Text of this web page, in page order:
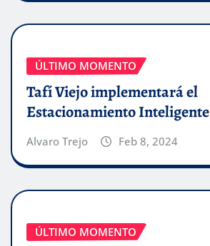
ÚLTIMO MOMENTO
Tafí Viejo implementará el
Estacionamiento Inteligente
Alvaro Trejo Feb 8, 2024
ÚLTIMO MOMENTO